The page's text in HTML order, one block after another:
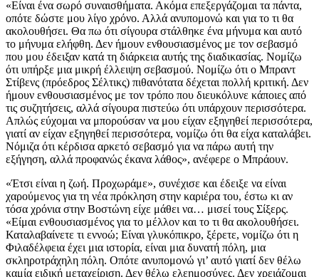
«Είναι ένα σωρό συναισθήματα. Ακόμα επεξεργάζομαι τα πάντα,
οπότε δώστε μου λίγο χρόνο. Αλλά ανυπομονώ και για το τι θα
ακολουθήσει. Θα πω ότι σίγουρα στάλθηκε ένα μήνυμα και αυτό
το μήνυμα ελήφθη. Δεν ήμουν ενθουσιασμένος με τον σεβασμό
που μου έδειξαν κατά τη διάρκεια αυτής της διαδικασίας. Νομίζω
ότι υπήρξε μια μικρή έλλειψη σεβασμού. Νομίζω ότι ο Μπραντ
Στίβενς (πρόεδρος Σέλτικς) πιθανότατα δέχεται πολλή κριτική. Δεν
ήμουν ενθουσιασμένος με τον τρόπο που διευκόλυνε κάποιες από
τις συζητήσεις, αλλά σίγουρα πιστεύω ότι υπάρχουν περισσότερα.
Απλώς εύχομαι να μπορούσαν να μου είχαν εξηγηθεί περισσότερα,
γιατί αν είχαν εξηγηθεί περισσότερα, νομίζω ότι θα είχα καταλάβει.
Νόμιζα ότι κέρδισα αρκετό σεβασμό για να πάρω αυτή την
εξήγηση, αλλά προφανώς έκανα λάθος», ανέφερε ο Μπράουν.
«Έτσι είναι η ζωή. Προχωράμε», συνέχισε και έδειξε να είναι
χαρούμενος για τη νέα πρόκληση στην καριέρα του, έστω κι αν
τόσα χρόνια στην Βοστώνη είχε μάθει να… μισεί τους Σίξερς.
«Είμαι ενθουσιασμένος για το μέλλον και το τι θα ακολουθήσει.
Καταλαβαίνετε τι εννοώ; Είναι γλυκόπικρο, ξέρετε, νομίζω ότι η
Φιλαδέλφεια έχει μια ιστορία, είναι μια δυνατή πόλη, μια
σκληροτράχηλη πόλη. Οπότε ανυπομονώ γι’ αυτό γιατί δεν θέλω
καμία ειδική μεταχείριση. Δεν θέλω ελεημοσύνες. Δεν χρειάζομαι